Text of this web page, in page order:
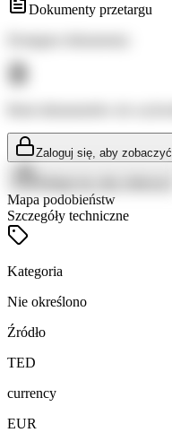
Dokumenty przetargu
Zaloguj się, aby zobaczyć
Mapa podobieństw
Szczegóły techniczne
Kategoria
Nie określono
Źródło
TED
currency
EUR